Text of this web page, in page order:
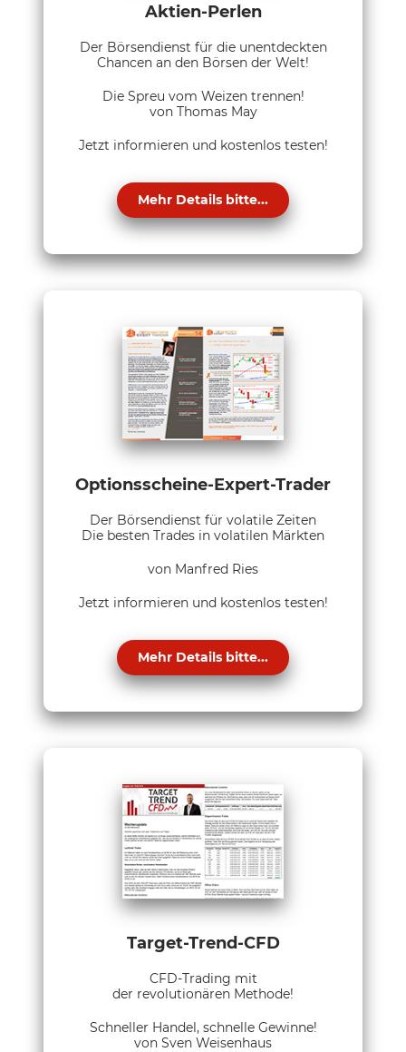
Aktien-Perlen
Der Börsendienst für die unentdeckten
Chancen an den Börsen der Welt!
Die Spreu vom Weizen trennen!
von Thomas May
Jetzt informieren und kostenlos testen!
Mehr Details bitte...
Optionsscheine-Expert-Trader
Der Börsendienst für volatile Zeiten
Die besten Trades in volatilen Märkten
von Manfred Ries
Jetzt informieren und kostenlos testen!
Mehr Details bitte...
Target-Trend-CFD
CFD-Trading mit
der revolutionären Methode!
Schneller Handel, schnelle Gewinne!
von Sven Weisenhaus